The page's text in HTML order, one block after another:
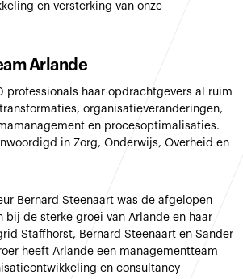
en versterking van onze
Arlande
professionals haar opdrachtgevers al ruim
organisatieveranderingen,
en procesoptimalisaties.
in Zorg, Onderwijs, Overheid en
Bernard Steenaart was de afgelopen
bij de sterke groei van Arlande en haar
Staffhorst, Bernard Steenaart en Sander
heeft Arlande een managementteam
en consultancy